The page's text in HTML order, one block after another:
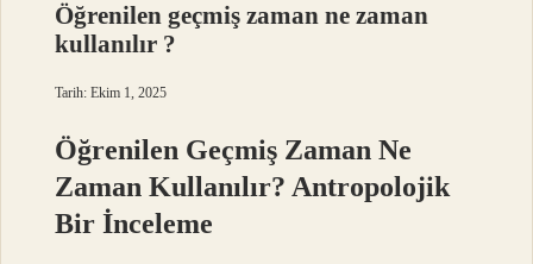
Öğrenilen geçmiş zaman ne zaman
kullanılır ?
Tarih: Ekim 1, 2025
Öğrenilen Geçmiş Zaman Ne
Zaman Kullanılır? Antropolojik
Bir İnceleme